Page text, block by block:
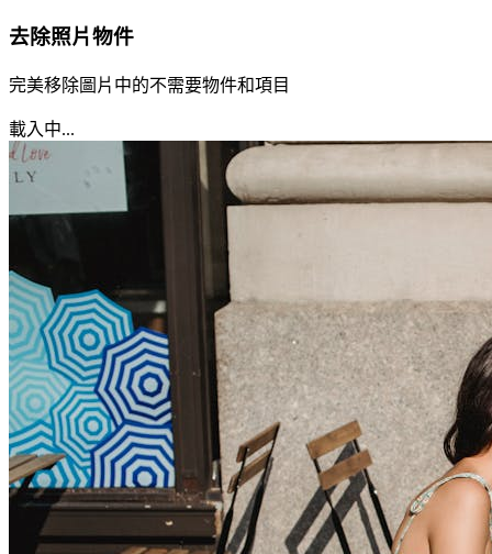
去除照片物件
完美移除圖片中的不需要物件和項目
載入中...